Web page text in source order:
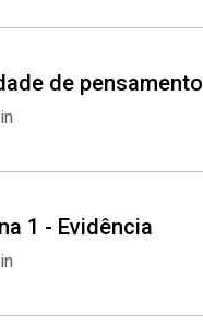
de pensamento
1 - Evidência